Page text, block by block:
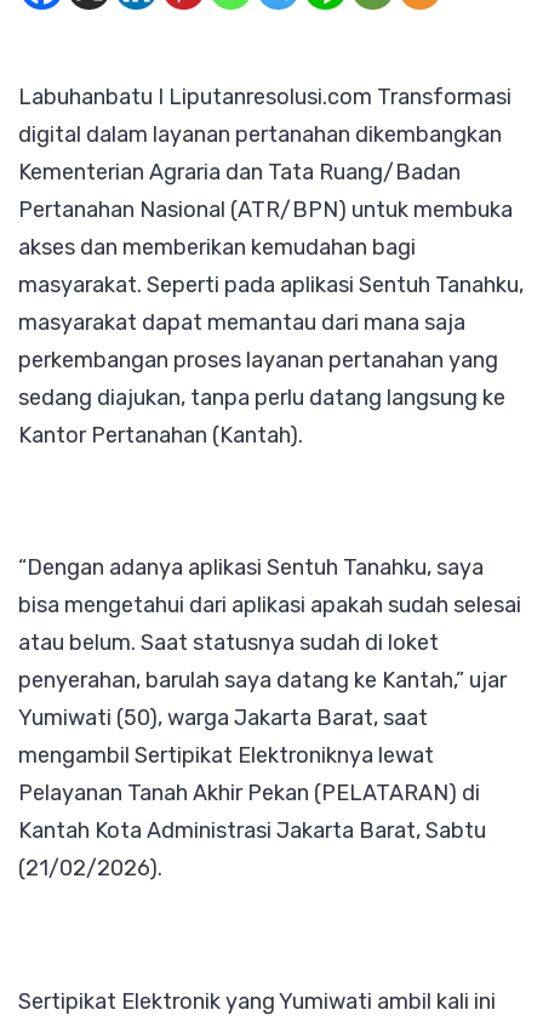
Cek
Proses
dari
Saja
Labuhanbatu I Liputanresolusi.com Transformasi
digital dalam layanan pertanahan dikembangkan
Kementerian Agraria dan Tata Ruang/Badan
Pertanahan Nasional (ATR/BPN) untuk membuka
akses dan memberikan kemudahan bagi
masyarakat. Seperti pada aplikasi Sentuh Tanahku,
masyarakat dapat memantau dari mana saja
perkembangan proses layanan pertanahan yang
sedang diajukan, tanpa perlu datang langsung ke
Kantor Pertanahan (Kantah).
“Dengan adanya aplikasi Sentuh Tanahku, saya
bisa mengetahui dari aplikasi apakah sudah selesai
atau belum. Saat statusnya sudah di loket
penyerahan, barulah saya datang ke Kantah,” ujar
Yumiwati (50), warga Jakarta Barat, saat
mengambil Sertipikat Elektroniknya lewat
Pelayanan Tanah Akhir Pekan (PELATARAN) di
Kantah Kota Administrasi Jakarta Barat, Sabtu
(21/02/2026).
Sertipikat Elektronik yang Yumiwati ambil kali ini